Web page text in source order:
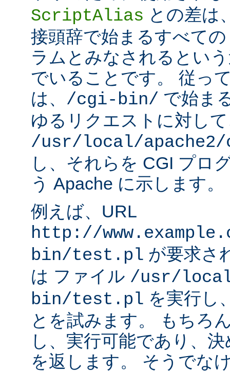
ScriptAlias との差は
接頭辞で始まるすべて
ラムとみなされるとい
でいることです。 従っ
は、 /cgi-bin/ で始ま
ゆるリクエストに対し
/usr/local/
し、それらを CGI プロ
う Apache に示します。
例えば、URL
http://
bin/test.pl が要求さ
は ファイル /usr/
bin/test.pl を実行し
とを試みます。 もちろ
し、実行可能であり、
を返します。 そうでな